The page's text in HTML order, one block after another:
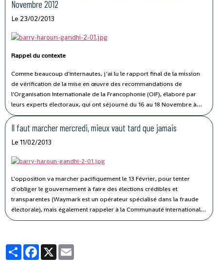
Novembre 2012
Le 23/02/2013
Rappel du contexte
Comme beaucoup d'internautes, j'ai lu le rapport final de la mission
de vérification de la mise en œuvre des recommandations de
l’Organisation Internationale de la Francophonie (OIF), élaboré par
leurs experts électoraux, qui ont séjourné du 16 au 18 Novembre à
Conakry, soit 5 mois après leur première mission du 11 au 17 Juin
(mission faisant suite à celle du Pnud du 22 Mars au 6 Avril 2012).
Lorsque vous en aurez apprécié le contenu, vous verrez pourquoi –
bien que vous le sachiez déjà -, pourquoi le président de la CENI a
sciemment choisi de le cacher. J'ai donc décidé d'en faire un compte-
rendu le plus pédagogique possible.
Il faut marcher mercredi, mieux vaut tard que jamais
Le 11/02/2013
L'opposition va marcher pacifiquement le 13 Février, pour tenter
d'obliger le gouvernement à faire des élections crédibles et
transparentes (Waymark est un opérateur spécialisé dans la fraude
électorale), mais également rappeler à la Communauté internationale
que nous sommes au XXIème siècle, et que le temps où élections -
PartagerFacebook
X